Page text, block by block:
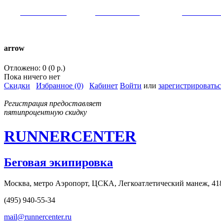
arrow
Отложено: 0 (0 р.)
Пока ничего нет
Скидки
Избранное (0) Кабинет Войти или
Регистрация предоставляет
пятипроцентную скидку
RUNNERCENTER
Беговая экипировка
Москва, метро Аэропорт, ЦСКА, Легкоатлетический манеж,
(495) 940-55-34
mail@runnercenter.ru